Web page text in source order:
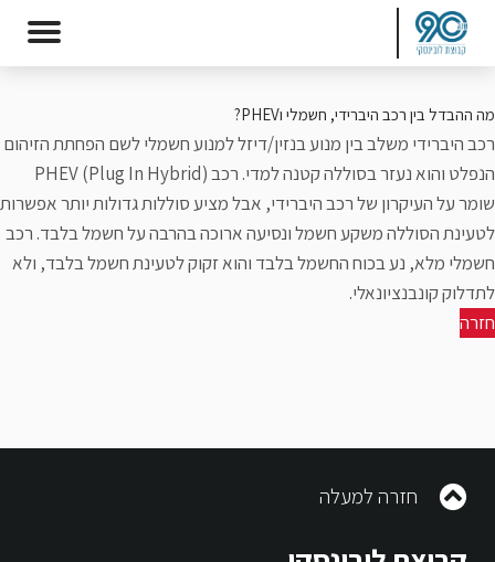
מה ההבדל בין רכב היברידי, חשמלי וPHEV?
רכב היברידי משלב בין מנוע בנזין/דיזל למנוע חשמלי לשם הפחתת הזיהום
הנפלט והוא נעזר בסוללה קטנה למדי. רכב PHEV (Plug In Hybrid)
שומר על העיקרון של רכב היברידי, אבל מציע סוללות גדולות יותר אפשרות
לטעינת הסוללה משקע חשמל ונסיעה ארוכה בהרבה על חשמל בלבד. רכב
חשמלי מלא, נע בכוח החשמל בלבד והוא זקוק לטעינת חשמל בלבד, ולא
לתדלוק קונבנציונאלי.
חזרה
חזרה למעלה